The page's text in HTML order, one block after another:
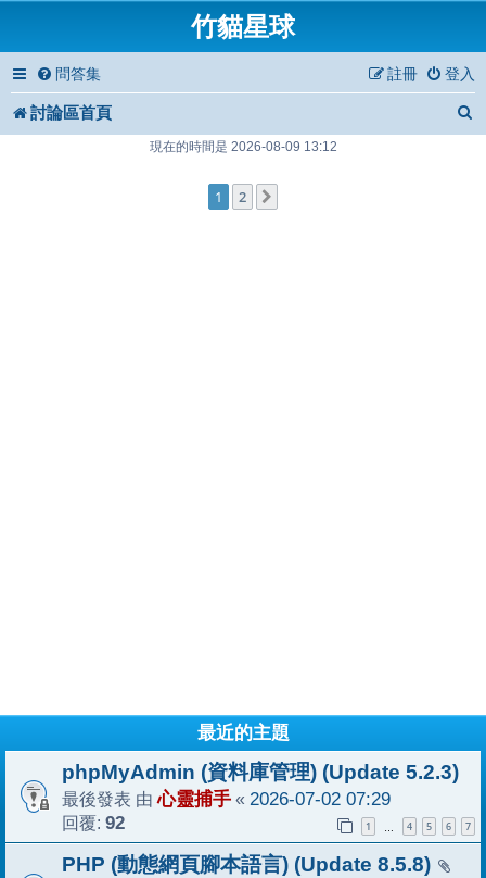
竹貓星球
問答集 登入
註冊
討論區首頁
現在的時間是 2026-08-09 13:12
1 2
最近的主題
phpMyAdmin (資料庫管理) (Update 5.2.3)
最後發表 由心靈捕手 « 2026-07-02 07:29
回覆: 92 1 … 4 5 6 7
PHP (動態網頁腳本語言) (Update 8.5.8)